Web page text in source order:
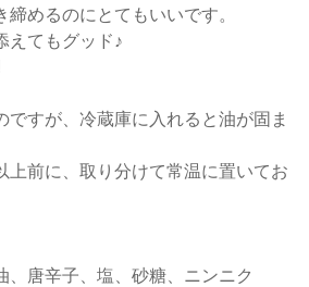
めるのにとてもいいです。
えてもグッド♪
ですが、冷蔵庫に入れると油が固ま
上前に、取り分けて常温に置いてお
、唐辛子、塩、砂糖、ニンニク